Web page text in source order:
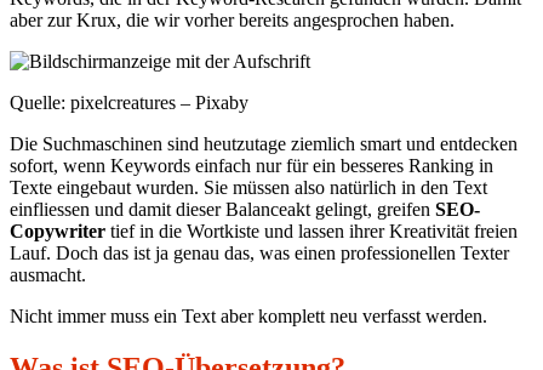
aber zur Krux, die wir vorher bereits angesprochen haben.
Quelle: pixelcreatures – Pixaby
Die Suchmaschinen sind heutzutage ziemlich smart und entdecken
sofort, wenn Keywords einfach nur für ein besseres Ranking in
Texte eingebaut wurden. Sie müssen also natürlich in den Text
einfliessen und damit dieser Balanceakt gelingt, greifen SEO-
Copywriter tief in die Wortkiste und lassen ihrer Kreativität freien
Lauf. Doch das ist ja genau das, was einen professionellen Texter
ausmacht.
Nicht immer muss ein Text aber komplett neu verfasst werden.